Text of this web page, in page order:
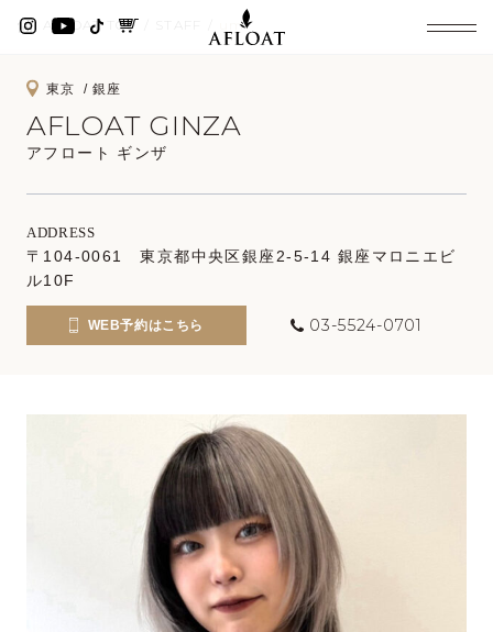
AFLOAT TOP umi‎
東京 銀座
AFLOAT GINZA
アフロート ギンザ
ADDRESS
〒104-0061 東京都中央区銀座2-5-14 銀座マロニエビ
ル10F
WEB予約はこちら 03-5524-0701